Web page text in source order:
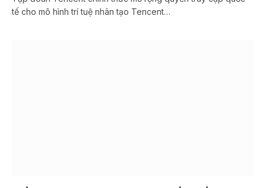
tế cho mô hình trí tuệ nhân tạo Tencent…